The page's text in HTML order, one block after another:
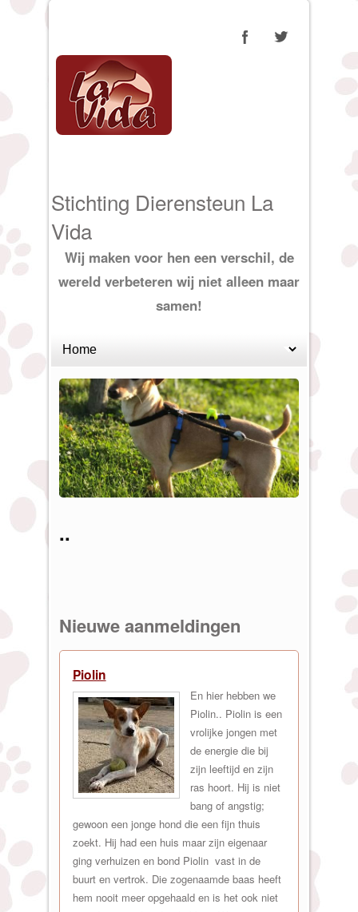
Stichting Dierensteun La
Vida
Wij maken voor hen een verschil, de
wereld verbeteren wij niet alleen maar
samen!
U bent hier
..
Nieuwe aanmeldingen
Piolin
En hier hebben we
Piolin.. Piolin is een
vrolijke jongen met
de energie die bij
zijn leeftijd en zijn
ras hoort. Hij is niet
bang of angstig;
gewoon een jonge hond die een fijn thuis
zoekt. Hij had een huis maar zijn eigenaar
ging verhuizen en bond Piolin vast in de
buurt en vertrok. Die zogenaamde baas heeft
hem nooit meer opgehaald en is het ook niet